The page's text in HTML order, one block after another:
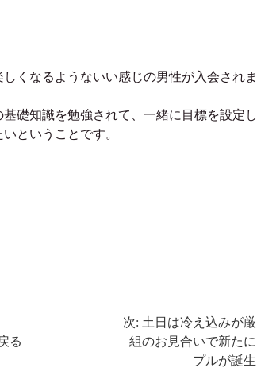
くなるようないい感じの男性が入会され
礎知識を勉強されて、一緒に目標を設定し
ということです。
る
次: 土日は冷え込みが
組のお見合いで新た
プルが誕生